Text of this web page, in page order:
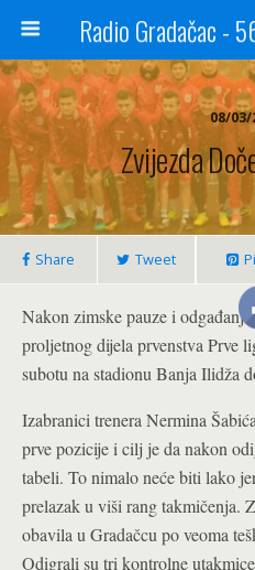
08/03/
Zvijezda
Share Tweet
Nakon zimske pauze i
proljetnog dijela prvenstva Prve
subotu na stadionu Banja Ilidža
Izabranici trenera Nermina
prve pozicije i cilj je da nakon
tabeli. To nimalo neće biti lako
prelazak u viši rang takmičenja.
obavila u Gradačcu po veoma
Odigrali su tri kontrolne